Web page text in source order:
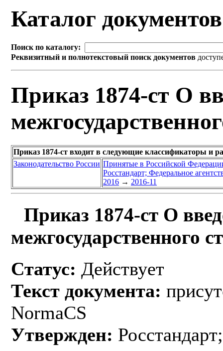
Каталог
Поиск по каталогу:
Реквизитный и полнотекстовый поиск документов
Приказ 1874-ст О
Приказ 1874-ст входит в следующие классификаторы и
Законодательство России Принятые в Российской
Росстандарт; Федеральное
2016 → 2016-11
Приказ 1874-ст О
межгосударственного
Статус: Действует
Текст документа:
NormaCS
Утвержден: